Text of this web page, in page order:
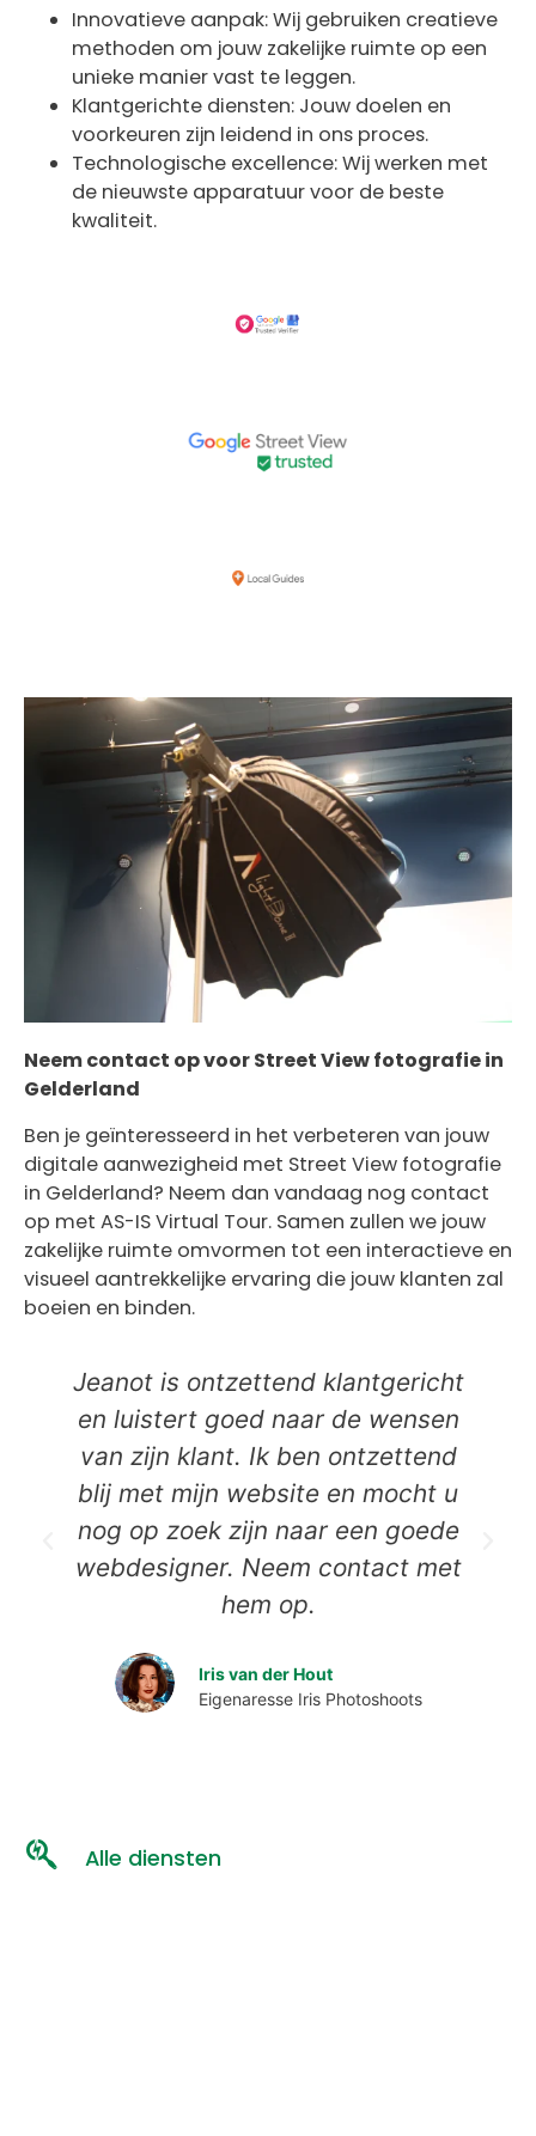
Innovatieve aanpak: Wij gebruiken creatieve
methoden om jouw zakelijke ruimte op een
unieke manier vast te leggen.
Klantgerichte diensten: Jouw doelen en
voorkeuren zijn leidend in ons proces.
Technologische excellence: Wij werken met
de nieuwste apparatuur voor de beste
kwaliteit.
Neem contact op voor Street View fotografie in
Gelderland
Ben je geïnteresseerd in het verbeteren van jouw
digitale aanwezigheid met Street View fotografie
in Gelderland? Neem dan vandaag nog contact
op met AS-IS Virtual Tour. Samen zullen we jouw
zakelijke ruimte omvormen tot een interactieve en
visueel aantrekkelijke ervaring die jouw klanten zal
boeien en binden.
Jeanot is ontzettend klantgericht
en luistert goed naar de wensen
van zijn klant. Ik ben ontzettend
blij met mijn website en mocht u
nog op zoek zijn naar een goede
webdesigner. Neem contact met
hem op.
Iris van der Hout
Eigenaresse Iris Photoshoots
Alle diensten